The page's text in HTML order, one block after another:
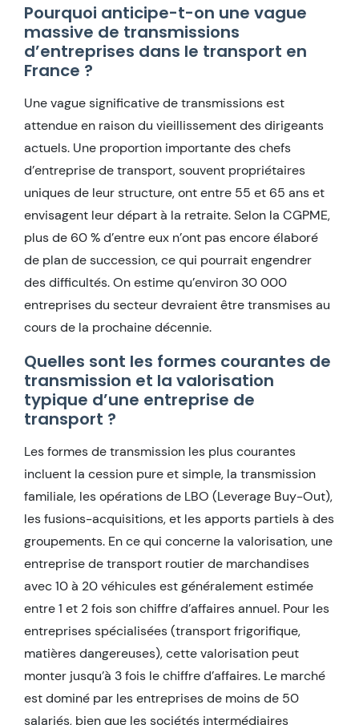
Pourquoi anticipe-t-on une vague
massive de transmissions
d’entreprises dans le transport en
France ?
Une vague significative de transmissions est
attendue en raison du vieillissement des dirigeants
actuels. Une proportion importante des chefs
d’entreprise de transport, souvent propriétaires
uniques de leur structure, ont entre 55 et 65 ans et
envisagent leur départ à la retraite. Selon la CGPME,
plus de 60 % d’entre eux n’ont pas encore élaboré
de plan de succession, ce qui pourrait engendrer
des difficultés. On estime qu’environ 30 000
entreprises du secteur devraient être transmises au
cours de la prochaine décennie.
Quelles sont les formes courantes de
transmission et la valorisation
typique d’une entreprise de
transport ?
Les formes de transmission les plus courantes
incluent la cession pure et simple, la transmission
familiale, les opérations de LBO (Leverage Buy-Out),
les fusions-acquisitions, et les apports partiels à des
groupements. En ce qui concerne la valorisation, une
entreprise de transport routier de marchandises
avec 10 à 20 véhicules est généralement estimée
entre 1 et 2 fois son chiffre d’affaires annuel. Pour les
entreprises spécialisées (transport frigorifique,
matières dangereuses), cette valorisation peut
monter jusqu’à 3 fois le chiffre d’affaires. Le marché
est dominé par les entreprises de moins de 50
salariés, bien que les sociétés intermédiaires